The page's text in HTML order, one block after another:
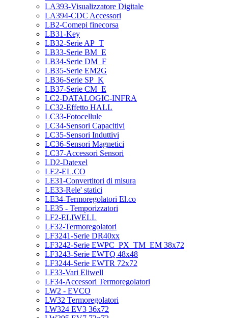
LA393-Visualizzatore Digitale
LA394-CDC Accessori
LB2-Comepi finecorsa
LB31-Key
LB32-Serie AP_T
LB33-Serie BM_E
LB34-Serie DM_F
LB35-Serie EM2G
LB36-Serie SP_K
LB37-Serie CM_E
LC2-DATALOGIC-INFRA
LC32-Effetto HALL
LC33-Fotocellule
LC34-Sensori Capacitivi
LC35-Sensori Induttivi
LC36-Sensori Magnetici
LC37-Accessori Sensori
LD2-Datexel
LE2-EL.CO
LE31-Convertitori di misura
LE33-Rele' statici
LE34-Termoregolatori El.co
LE35 - Temporizzatori
LF2-ELIWELL
LF32-Termoregolatori
LF3241-Serie DR40xx
LF3242-Serie EWPC_PX_TM_EM 38x72
LF3243-Serie EWTQ 48x48
LF3244-Serie EWTR 72x72
LF33-Vari Eliwell
LF34-Accessori Termoregolatori
LW2 - EVCO
LW32 Termoregolatori
LW324 EV3 36x72